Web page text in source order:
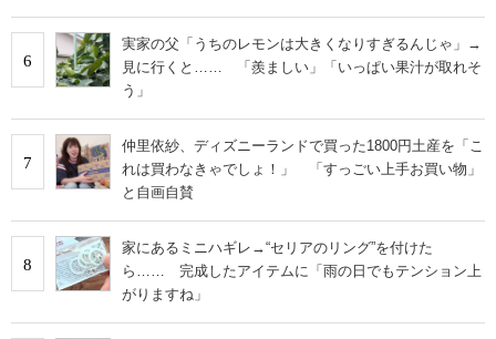
6
実家の父「うちのレモンは大きくなりすぎるんじゃ」→
見に行くと…… 「羨ましい」「いっぱい果汁が取れそ
う」
7
仲里依紗、ディズニーランドで買った1800円土産を「こ
れは買わなきゃでしょ！」 「すっごい上手お買い物」
と自画自賛
8
家にあるミニハギレ→“セリアのリング”を付けた
ら…… 完成したアイテムに「雨の日でもテンション上
がりますね」